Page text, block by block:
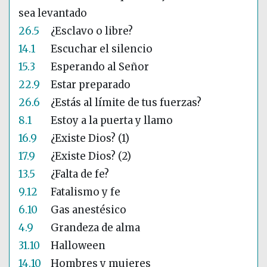
sea levantado
26.5
¿Esclavo o libre?
14.1
Escuchar el silencio
15.3
Esperando al Señor
22.9
Estar preparado
26.6
¿Estás al límite de tus fuerzas?
8.1
Estoy a la puerta y llamo
16.9
¿Existe Dios? (1)
17.9
¿Existe Dios? (2)
13.5
¿Falta de fe?
9.12
Fatalismo y fe
6.10
Gas anestésico
4.9
Grandeza de alma
31.10
Halloween
14.10
Hombres y mujeres